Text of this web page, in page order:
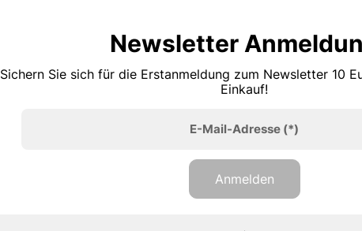
Newsletter
Sichern Sie sich für die Erstanmeldung zum Newsletter 10
Einkauf!
E-Mail-Adresse(*)
Anmelden